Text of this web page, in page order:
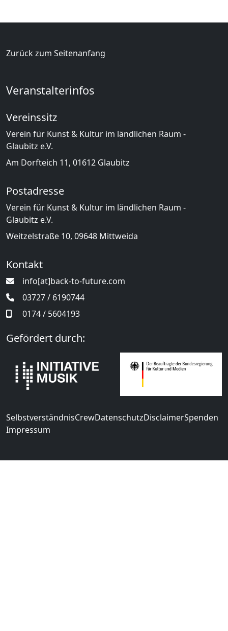
Zurück zum Seitenanfang
Veranstalterinfos
Vereinssitz
Verein für Kunst & Kultur im ländlichen Raum -
Glaubitz e.V.
Am Dorfteich 11, 01612 Glaubitz
Postadresse
Verein für Kunst & Kultur im ländlichen Raum -
Glaubitz e.V.
Weitzelstraße 10, 09648 Mittweida
Kontakt
info[at]back-to-future.com
03727 / 6190744
0174 / 5604193
Gefördert durch:
SelbstverständnisCrewDatenschutzDisclaimerSpenden
Impressum